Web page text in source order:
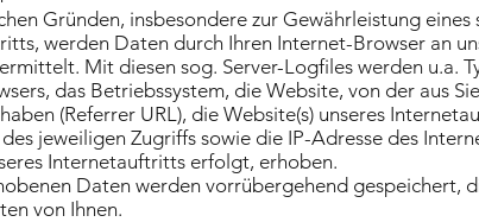
Gründen, insbesondere zur Gewährleistung eines
werden Daten durch Ihren Internet-Browser an
Mit diesen sog. Server-Logfiles werden u.a.
das Betriebssystem, die Website, von der aus
(Referrer URL), die Website(s) unseres
jeweiligen Zugriffs sowie die IP-Adresse des
Internetauftritts erfolgt, erhoben.
Daten werden vorrübergehend gespeichert,
von Ihnen.